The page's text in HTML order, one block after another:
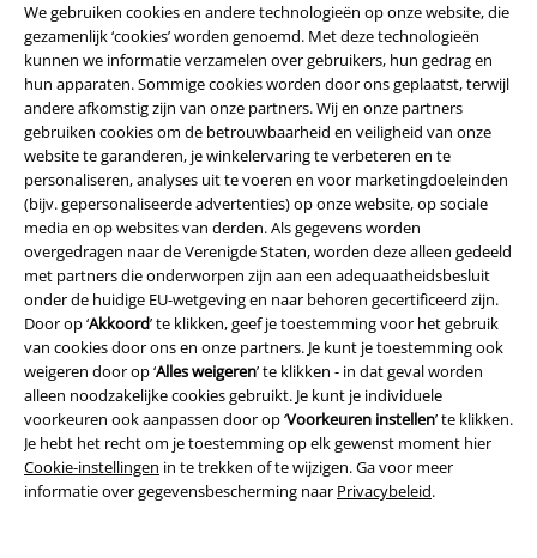
We gebruiken cookies en andere technologieën op onze website, die
gezamenlijk ‘cookies’ worden genoemd. Met deze technologieën
kunnen we informatie verzamelen over gebruikers, hun gedrag en
hun apparaten. Sommige cookies worden door ons geplaatst, terwijl
andere afkomstig zijn van onze partners. Wij en onze partners
gebruiken cookies om de betrouwbaarheid en veiligheid van onze
website te garanderen, je winkelervaring te verbeteren en te
personaliseren, analyses uit te voeren en voor marketingdoeleinden
(bijv. gepersonaliseerde advertenties) op onze website, op sociale
media en op websites van derden. Als gegevens worden
overgedragen naar de Verenigde Staten, worden deze alleen gedeeld
met partners die onderworpen zijn aan een adequaatheidsbesluit
onder de huidige EU-wetgeving en naar behoren gecertificeerd zijn.
Door op ‘Akkoord’ te klikken, geef je toestemming voor het gebruik
van cookies door ons en onze partners. Je kunt je toestemming ook
weigeren door op ‘Alles weigeren’ te klikken - in dat geval worden
alleen noodzakelijke cookies gebruikt. Je kunt je individuele
voorkeuren ook aanpassen door op ‘Voorkeuren instellen’ te klikken.
Je hebt het recht om je toestemming op elk gewenst moment hier
Cookie-instellingen in te trekken of te wijzigen. Ga voor meer
informatie over gegevensbescherming naar Privacybeleid.
Legal
Algemene Voorwaarden
Bedrijfsgegevens
Privacyverklaring
Verklaring van conformiteit